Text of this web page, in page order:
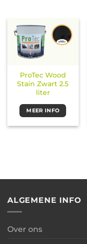
ProTec Wood
Stain Zwart 2.5
liter
MEER INFO
ALGEMENE INFO
Over ons